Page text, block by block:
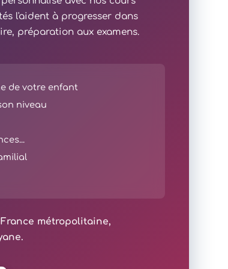
l'aident à progresser dans
préparation aux examens.
de votre enfant
niveau
métropolitaine,